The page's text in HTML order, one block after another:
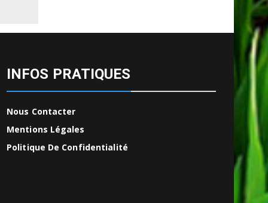
INFOS PRATIQUES
Nous Contacter
Mentions Légales
Politique De Confidentialité